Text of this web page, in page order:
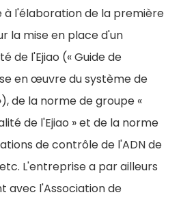
l'élaboration de la première
la mise en place d'un
de l'Ejiao (« Guide de
en œuvre du système de
de la norme de groupe «
de l'Ejiao » et de la norme
de contrôle de l'ADN de
L'entreprise a par ailleurs
avec l'Association de